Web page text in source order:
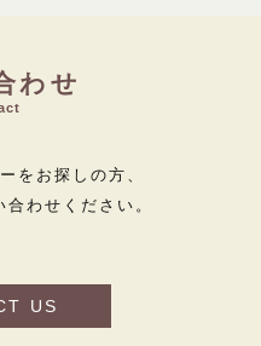
わせ
をお探しの方、
わせください。
US